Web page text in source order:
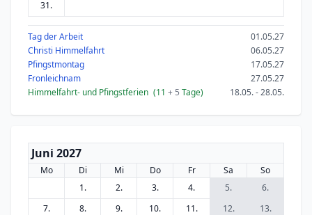
31.
Tag der Arbeit
01.05.27
Christi Himmelfahrt
06.05.27
Pfingstmontag
17.05.27
Fronleichnam
27.05.27
Himmelfahrt- und Pfingstferien (11 + 5 Tage) 18.05. - 28.05.
Juni 2027
Mo Di Mi Do Fr Sa
So
1.
2. 3. 4. 5.
6.
7.
8. 9. 10. 11. 12.
13.